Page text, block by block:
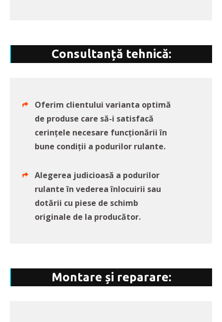
Consultanță tehnică:
Oferim clientului varianta optimă
de produse care să-i satisfacă
cerințele necesare funcționării în
bune condiții a podurilor rulante.
Alegerea judicioasă a podurilor
rulante în vederea înlocuirii sau
dotării cu piese de schimb
originale de la producător.
Montare și reparare: